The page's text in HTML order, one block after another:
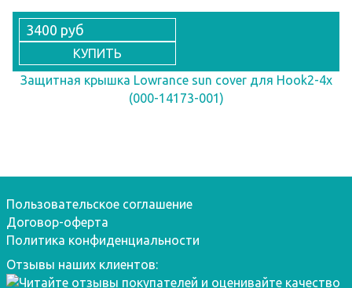
3400 руб
КУПИТЬ
Защитная крышка Lowrance sun cover для Hook2-4x
(000-14173-001)
Пользовательское соглашение
Договор-оферта
Политика конфиденциальности
Отзывы наших клиентов: